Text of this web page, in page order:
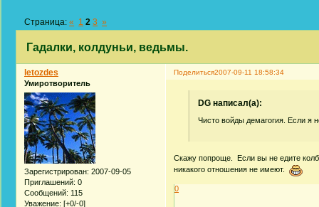
Гадалки, колдуньи, ведьмы.
Страница:« 1 2 3 »
Поделиться2007-09-11 18:58:34
letozdes
Умиротворитель
Зарегистрирован: 2007-09-05
Приглашений: 0
Сообщений: 115
Уважение: [+0/-0]
DG написал(а):
Чисто войды демагогия. Если я
Скажу попроще. Если вы не едите
никакого отношения не имеют.
0